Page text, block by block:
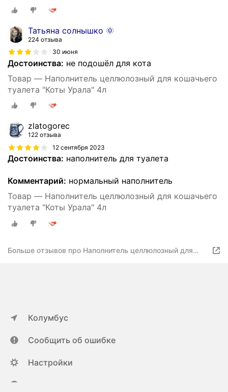
Татьяна солнышко 🌞
224 отзыва
30 июня
Достоинства: не подошёл для кота
Товар — Наполнитель целлюлозный для кошачьего
туалета "Коты Урала" 4л
zlatogorec
122 отзыва
12 сентября 2023
Достоинства: наполнитель для туалета
Комментарий: нормальный наполнитель
Товар — Наполнитель целлюлозный для кошачьего
туалета "Коты Урала" 4л
Больше отзывов про Наполнитель целлюлозный для
Колумбус
Сообщить об ошибке
Настройки